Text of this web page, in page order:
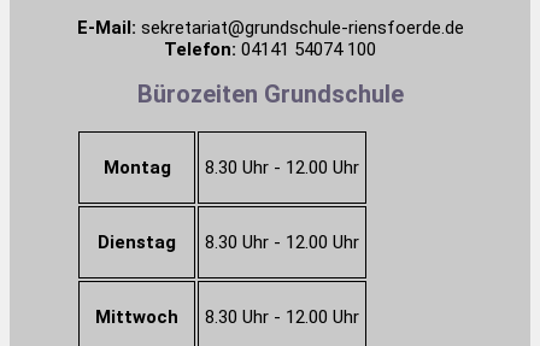
E-Mail: sekretariat@grundschule-riensfoerde.de
Telefon: 04141 54074 100
Bürozeiten Grundschule
Montag 8.30 Uhr - 12.00 Uhr
Dienstag 8.30 Uhr - 12.00 Uhr
Mittwoch 8.30 Uhr - 12.00 Uhr